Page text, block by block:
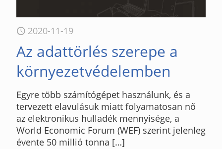
2020-11-19
Az adattörlés szerepe a
környezetvédelemben
Egyre több számítógépet használunk, és a
tervezett elavulásuk miatt folyamatosan nő
az elektronikus hulladék mennyisége, a
World Economic Forum (WEF) szerint jelenleg
évente 50 millió tonna […]